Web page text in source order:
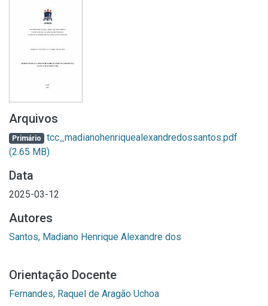
Arquivos
Primário tcc_madianohenriquealexandredossantos.pdf
(2.65 MB)
Data
2025-03-12
Autores
Santos, Madiano Henrique Alexandre dos
Orientação Docente
Fernandes, Raquel de Aragão Uchoa